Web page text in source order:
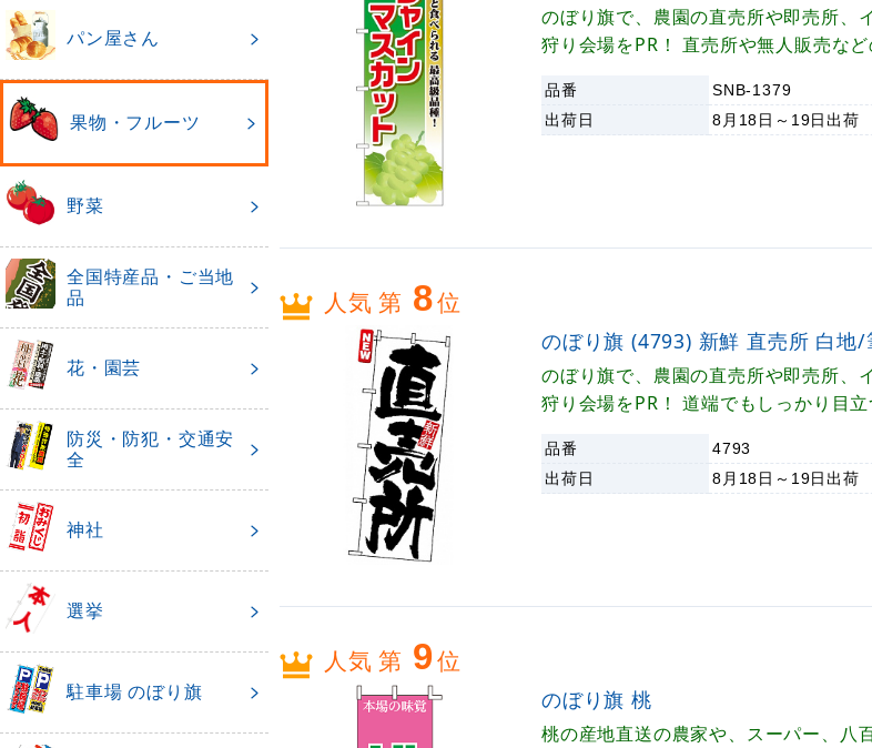
のぼり旗で、農園の直売所や即売所、
狩り会場をPR！ 直売所や無人販売など
品番 SNB-1379
出荷日 8月18日～19日出荷
人気 第 8位
のぼり旗 (4793) 新鮮 直売所 白地/
のぼり旗で、農園の直売所や即売所、
狩り会場をPR！ 道端でもしっかり目
品番 4793
出荷日 8月18日～19日出荷
人気 第 9位
のぼり旗 桃
桃の産地直送の農家や、スーパー、八
パン屋さん
果物・フルーツ
野菜
全国特産品・ご当地
品
花・園芸
防災・防犯・交通安
全
神社
選挙
駐車場 のぼり旗